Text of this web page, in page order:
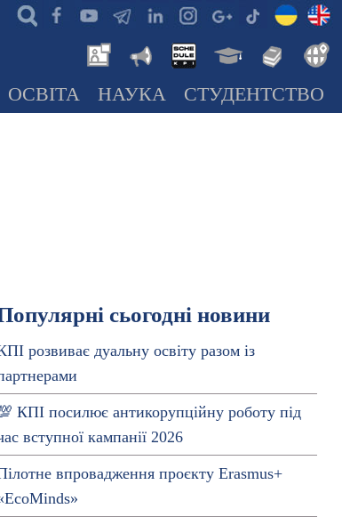
ОСВІТА НАУКА СТУДЕНТСТВО
сьогодні новини
розвиває дуальну освіту разом із
КПІ посилює антикорупційну роботу під
вступної кампанії 2026
впровадження проєкту Erasmus+